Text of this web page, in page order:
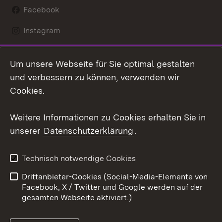
Facebook
Instagram
Social Wall
Youtube
Kontakt
Datenschutz
Barrierefreiheit
Impressum Cookies
Um unsere Webseite für Sie optimal gestalten
und verbessern zu können, verwenden wir
Cookies.
Weitere Informationen zu Cookies erhalten Sie in
unserer Datenschutzerklärung.
Technisch notwendige Cookies
Drittanbieter-Cookies (Social-Media-Elemente von
Facebook, X / Twitter und Google werden auf der
gesamten Webseite aktiviert.)